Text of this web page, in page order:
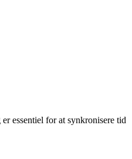
essentiel for at synkronisere tid